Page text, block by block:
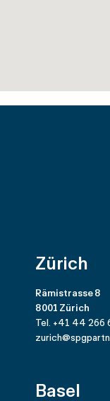
Zürich
Rämistrasse 8
8001 Zürich
Tel. +41 44 266
Basel